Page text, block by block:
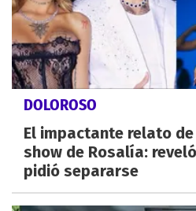
DOLOROSO
El impactante relato de
show de Rosalía:
pidió separarse